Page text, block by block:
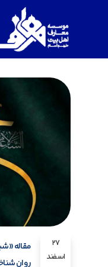
27
اسفند
مقاله
روان